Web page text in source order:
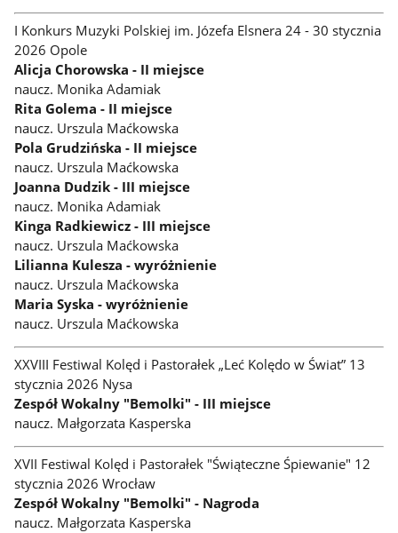
I Konkurs Muzyki Polskiej im. Józefa Elsnera 24 - 30 stycznia
2026 Opole
Alicja Chorowska - II miejsce
naucz. Monika Adamiak
Rita Golema - II miejsce
naucz. Urszula Maćkowska
Pola Grudzińska - II miejsce
naucz. Urszula Maćkowska
Joanna Dudzik - III miejsce
naucz. Monika Adamiak
Kinga Radkiewicz - III miejsce
naucz. Urszula Maćkowska
Lilianna Kulesza - wyróżnienie
naucz. Urszula Maćkowska
Maria Syska - wyróżnienie
naucz. Urszula Maćkowska
XXVIII Festiwal Kolęd i Pastorałek „Leć Kolędo w Świat” 13
stycznia 2026 Nysa
Zespół Wokalny "Bemolki" - III miejsce
naucz. Małgorzata Kasperska
XVII Festiwal Kolęd i Pastorałek "Świąteczne Śpiewanie" 12
stycznia 2026 Wrocław
Zespół Wokalny "Bemolki" - Nagroda
naucz. Małgorzata Kasperska